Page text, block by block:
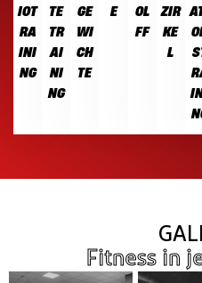
IOT
RA
INI
NG
TE
TR
AI
NI
NG
GE
WI
CH
TE
E
OL
FF
ZIR
KE
L
Fitness in